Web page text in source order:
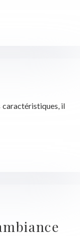
caractéristiques, il